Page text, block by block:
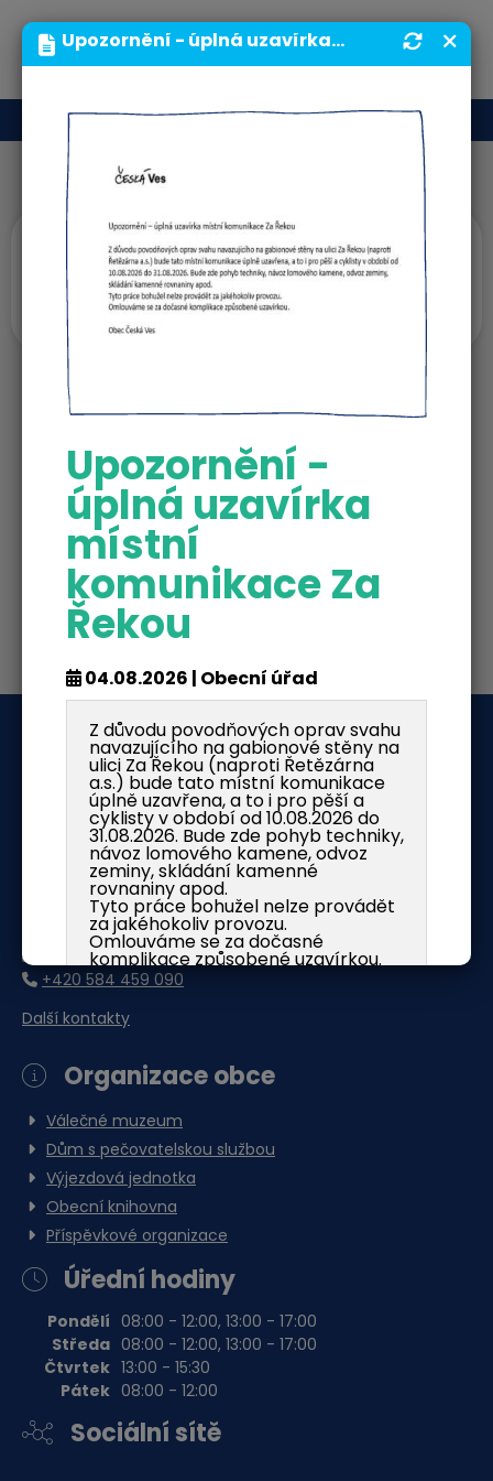
MENU
Vizitky
Miroslav Čermák
člen výboru
O nás
Obec Česká Ves
Jánského 341
79081 Česká Ves
IČ: 00636037
DIČ: CZ00636037
ISDS: dy5aqbf
info@cves.cz
+420 584 459 090
Další kontakty
Organizace obce
Válečné muzeum
Dům s pečovatelskou službou
Výjezdová jednotka
Obecní knihovna
Příspěvkové organizace
Úřední hodiny
Pondělí
Středa
Čtvrtek
Pátek
08:00 - 12:00, 13:00 - 17:00
08:00 - 12:00, 13:00 - 17:00
13:00 - 15:30
08:00 - 12:00
Sociální sítě
Upozornění - úplná uzavírka místní komunikace Za Řekou | Obecní úřad | Obec Česká Ves
Upozornění -
úplná uzavírka
místní
komunikace Za
Řekou
04.08.2026 | Obecní úřad
Z důvodu povodňových oprav svahu
navazujícího na gabionové stěny na
ulici Za Řekou (naproti Řetězárna
a.s.) bude tato místní komunikace
úplně uzavřena, a to i pro pěší a
cyklisty v období od 10.08.2026 do
31.08.2026. Bude zde pohyb techniky,
návoz lomového kamene, odvoz
zeminy, skládání kamenné
rovnaniny apod.
Tyto práce bohužel nelze provádět
za jakéhokoliv provozu.
Omlouváme se za dočasné
komplikace způsobené uzavírkou.
Ke stažení
místní komunikace Za
Řekou.docx
Stáhnout soubor